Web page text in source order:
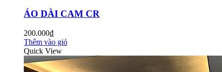
ÁO DÀI CAM CR
200.000₫
Thêm vào giỏ
Quick View